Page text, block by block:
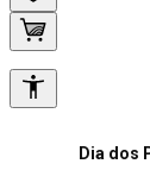
Dia dos